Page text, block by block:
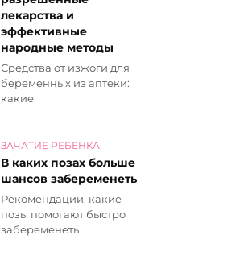
лекарства и
эффективные
народные методы
Средства от изжоги для
беременных из аптеки:
какие
ЗАЧАТИЕ РЕБЕНКА
В каких позах больше
шансов забеременеть
Рекомендации, какие
позы помогают быстро
забеременеть